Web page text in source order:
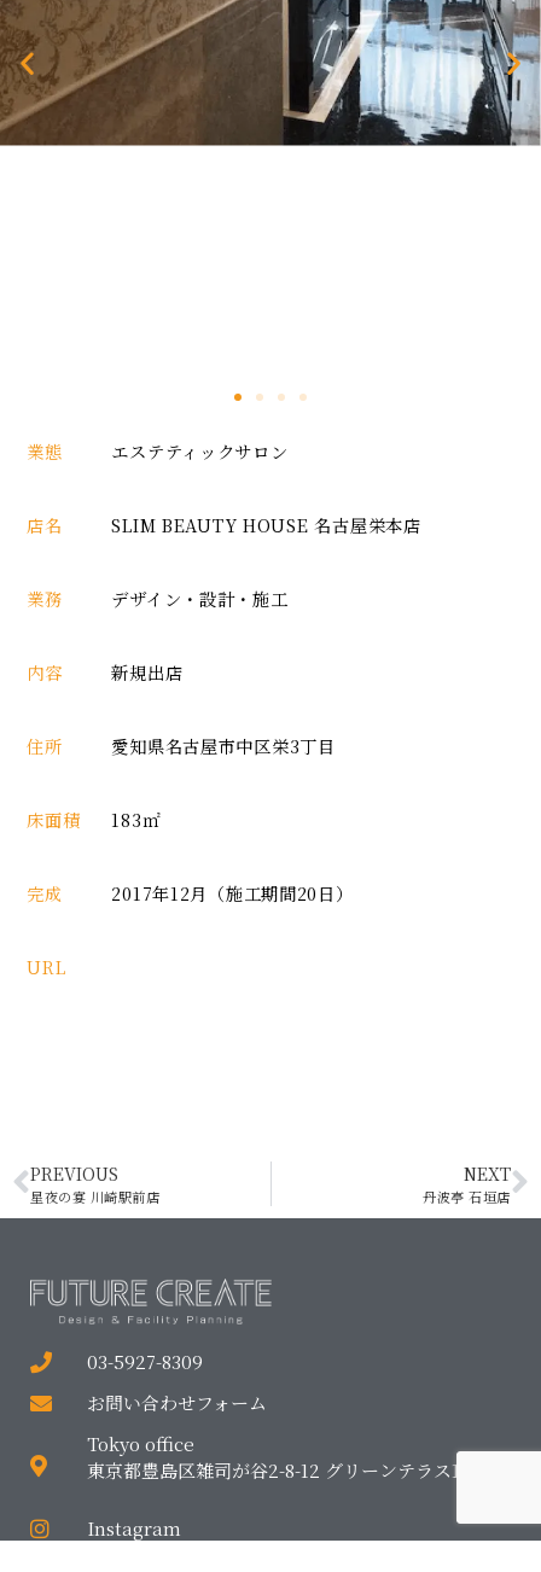
業態 エステティックサロン
店名 SLIM BEAUTY HOUSE 名古屋栄本店
業務 デザイン・設計・施工
内容 新規出店
住所 愛知県名古屋市中区栄3丁目
床面積 183㎡
完成 2017年12月（施工期間20日）
URL
PREVIOUS
星夜の宴 川崎駅前店
NEXT
丹波亭 石垣店
03-5927-8309
お問い合わせフォーム
Tokyo office
東京都豊島区雑司が谷2-8-12 グリーンテラス1F
Instagram